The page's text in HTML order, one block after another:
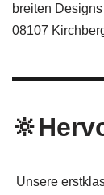
breiten
08107
Unsere